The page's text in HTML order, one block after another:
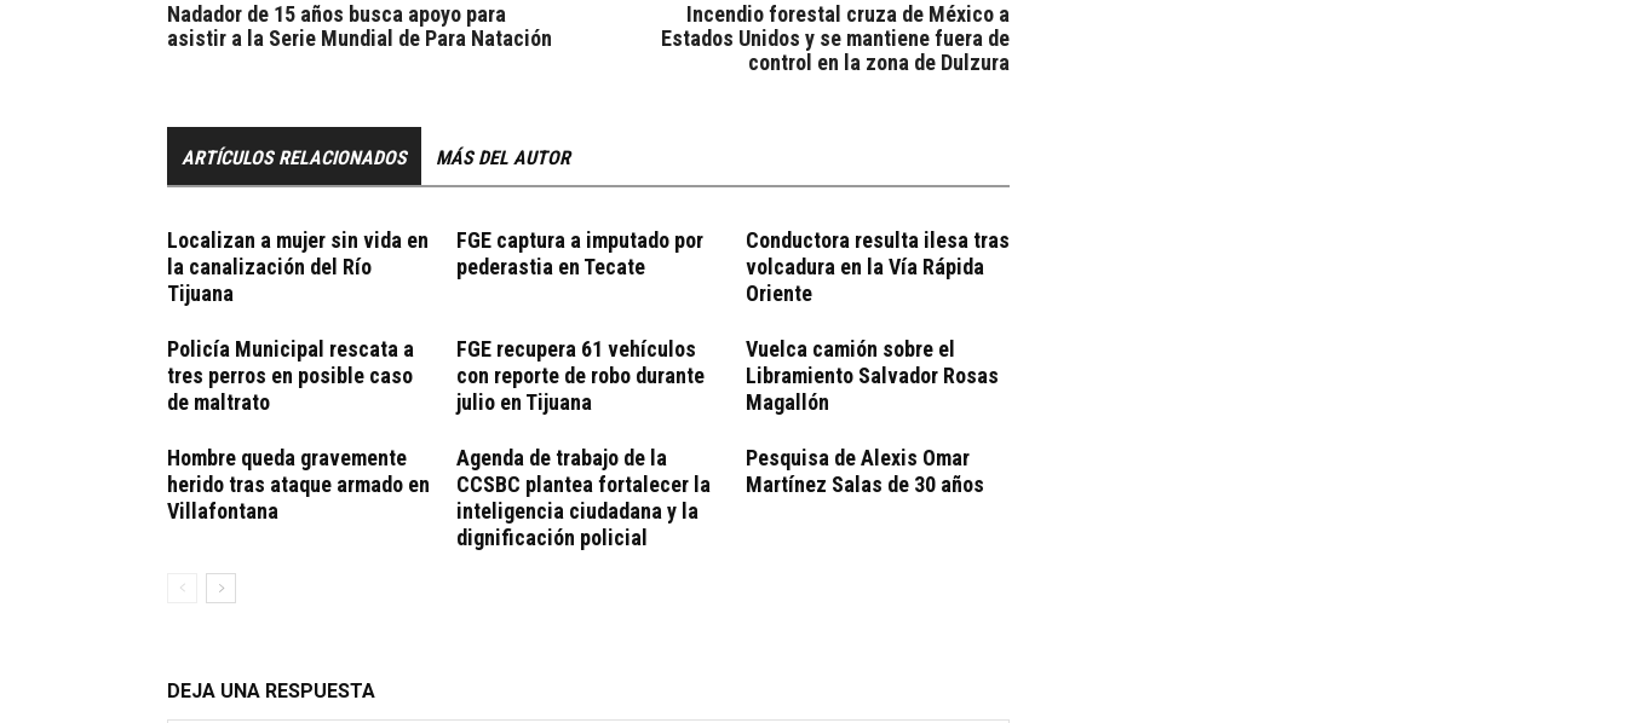
Nadador de 15 años busca apoyo para
asistir a la Serie Mundial de Para Natación
Incendio forestal cruza de México a
Estados Unidos y se mantiene fuera de
control en la zona de Dulzura
ARTÍCULOS RELACIONADOS MÁS DEL AUTOR
Localizan a mujer sin vida en
la canalización del Río
Tijuana
FGE captura a imputado por
pederastia en Tecate
Conductora resulta ilesa tras
volcadura en la Vía Rápida
Oriente
Policía Municipal rescata a
tres perros en posible caso
de maltrato
FGE recupera 61 vehículos
con reporte de robo durante
julio en Tijuana
Vuelca camión sobre el
Libramiento Salvador Rosas
Magallón
Hombre queda gravemente
herido tras ataque armado en
Villafontana
Agenda de trabajo de la
CCSBC plantea fortalecer la
inteligencia ciudadana y la
dignificación policial
Pesquisa de Alexis Omar
Martínez Salas de 30 años
DEJA UNA RESPUESTA